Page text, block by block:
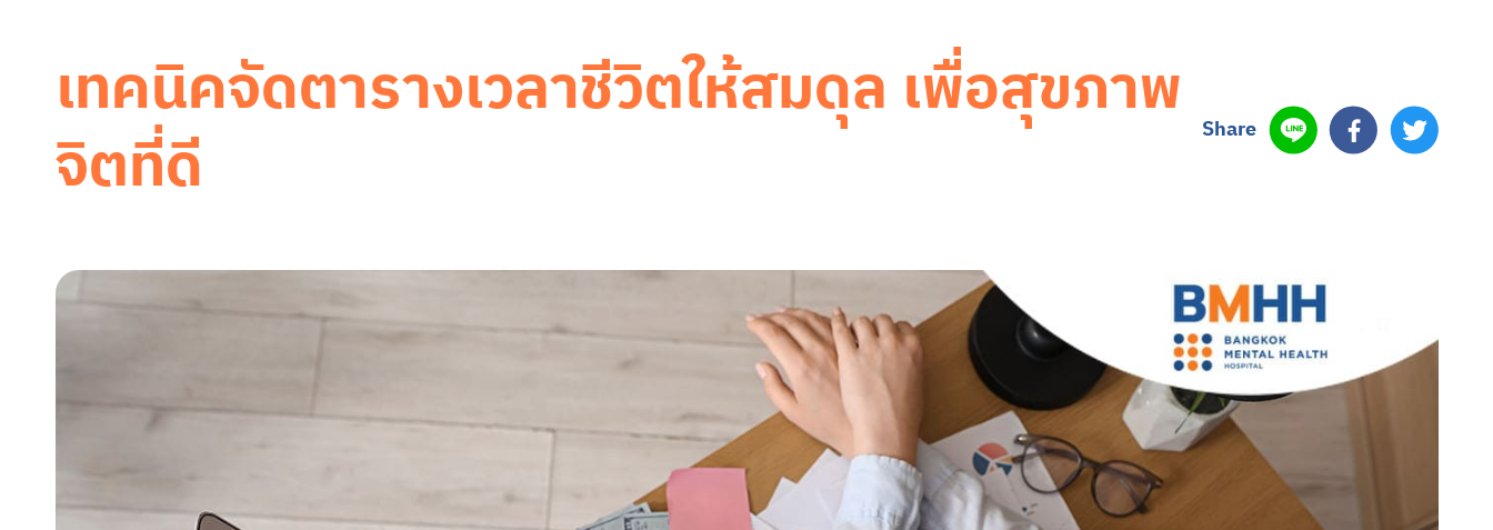
อาการและการรักษา
ซึมเศร้า
วิตกกังวล
จิตเภท
อารมณ์สองขั้ว
สมองเสื่อม
ออทิสติก หรือภาวะออทิสติกสเปกตรัม (ASD)
สมาธิสั้น
โรคแพนิค
ภาวะเครียดหลังเผชิญเหตุการณ์รุนแรง
ข้อมูลสุขภาพ
TH
นัดหมายแพทย์ 02-589-1889
เทคนิคจัดตารางเวลาชีวิตให้สมดุล เพื่อสุขภาพ
จิตที่ดี
Share